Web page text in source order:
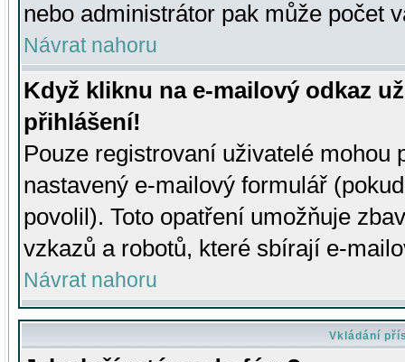
nebo administrátor pak může počet
Návrat nahoru
Když kliknu na e-mailový odkaz
přihlášení!
Pouze registrovaní uživatelé mohou
nastavený e-mailový formulář
povolil). Toto opatření umožňuje
vzkazů a robotů, které sbírají e-
Návrat nahoru
Vkládání